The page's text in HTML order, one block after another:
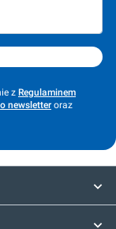
z Regulaminem
newsletter oraz